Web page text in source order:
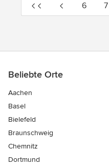
6 7
Beliebte Orte
Aachen
Basel
Bielefeld
Braunschweig
Chemnitz
Dortmund